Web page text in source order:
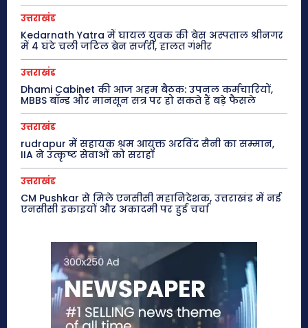
उत्तराखंड
Kedarnath Yatra में घायल युवक की बेस अस्पताल श्रीनगर
में 4 घंटे चली जटिल ब्रेन सर्जरी, हालत गंभीर
उत्तराखंड
Dhami Cabinet की आज अहम बैठक: उपनल कर्मचारियों,
MBBS बॉन्ड और मानसून सत्र पर हो सकते हैं बड़े फैसले
उत्तराखंड
rudrapur में सहायक श्रम आयुक्त अरविंद सैनी का सम्मान,
IIA ने उत्कृष्ट सेवाओं को सराहा
उत्तराखंड
CM Pushkar से मिले एनसीसी महानिदेशक, उत्तराखंड में नई
एनसीसी इकाइयों और अकादमी पर हुई चर्चा